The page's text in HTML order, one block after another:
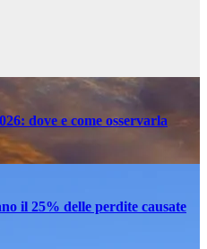
dove e come osservarla
il 25% delle perdite causate